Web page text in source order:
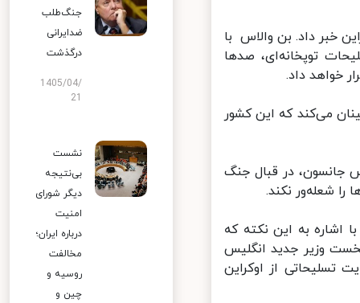
داد. بن والاس با
توپخانه‌ای، صدها
خواهد داد.
می‌کند که این کشور
در قبال جنگ
شعله‌ور نکند.
به این نکته که
وزیر جدید انگلیس
از اوکراین
جنگ‌طلب
ضدایرانی
درگذشت
1405/04/
نشست
بی‌نتیجه
دیگر شورای
امنیت
درباره ایران؛
مخالفت
روسیه و
چین و